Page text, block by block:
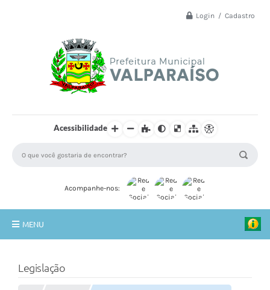
Login / Cadastro
Acessibilidade
Acompanhe-nos:
MENU
A Prefeitura
Legislação